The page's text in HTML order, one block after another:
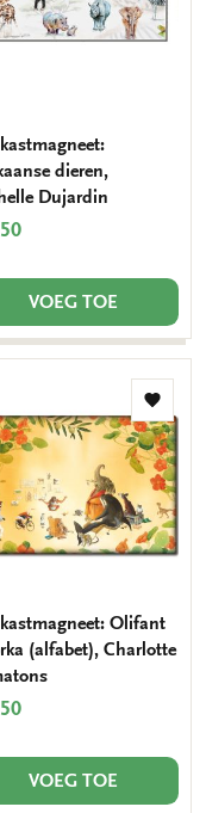
dieren,
Dujardin
VOEG TOE
aan
Olifant
(alfabet), Charlotte
VOEG TOE